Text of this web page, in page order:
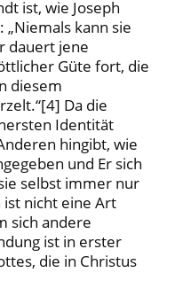
ist, wie Joseph
kann sie
dauert jene
Güte fort, die
diesem
Da die
Identität
hingibt, wie
und Er sich
selbst immer nur
ist nicht eine Art
sich andere
ist in erster
die in Christus